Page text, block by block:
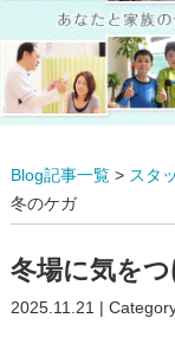
Blog記事一覧> スタ
冬のケガ
冬場に気を
2025.11.21 |